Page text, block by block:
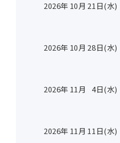
2026年 10月 21日(水)
2026年 10月 28日(水)
2026年 11月 4日(水)
2026年 11月 11日(水)